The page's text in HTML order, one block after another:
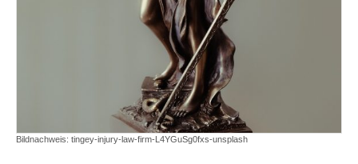
Bildnachweis: tingey-injury-law-firm-L4YGuSg0fxs-unsplash